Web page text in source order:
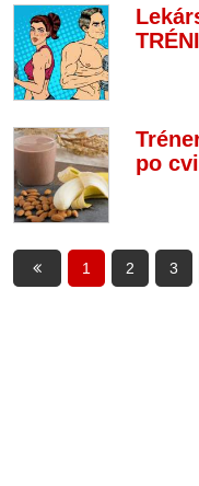
po
1 2 3